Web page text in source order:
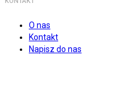
O nas
Kontakt
Napisz do nas